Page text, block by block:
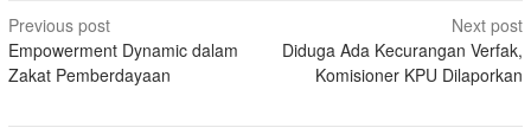
Post
navigation
Previous post
Empowerment Dynamic dalam
Zakat Pemberdayaan
Next post
Diduga Ada Kecurangan Verfak,
Komisioner KPU Dilaporkan